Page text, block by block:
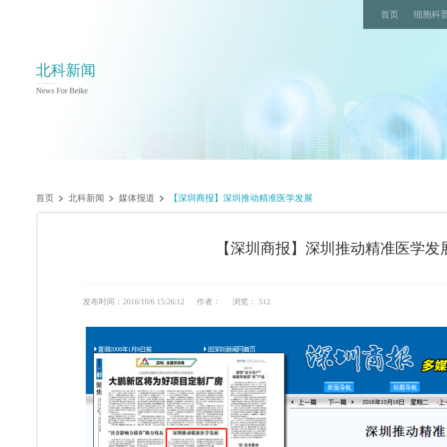
首页 细胞科
北科新闻
News For Beike
首页 北科新闻 媒体报道 【深圳商报】深圳推动精准医学发展
【深圳商报】深圳推动精准医学发
发布时间：2016/10/6 15:26:12 作者： 浏览： 512